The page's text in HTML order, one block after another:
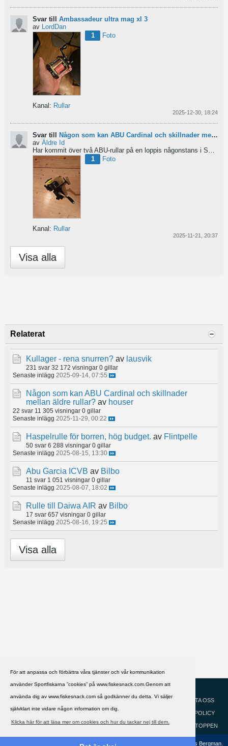
För att anpassa och förbättra våra tjänster och vår kommunikation
använder Sportfiskarna ”cookies” på www.fiskesnack.com.Genom att
använda dig av www.fiskesnack.com så godkänner du detta. Vi säljer
självklart inte vidare någon information om dig.
Klicka här för att läsa mer om cookies och hur du tackar nej till dem.
Svar till Ambassadeur ultra mag xl 3
av
LordDan
1
Foto
Kanal: Rullar
2025-12-30, 18:24
Svar till Någon som kan ABU Cardinal och skillnader mellan äldre rullar?
av Äldre Id
1
Foto
Kanal: Rullar
2025-11-21, 20:37
Visa alla
Relaterat
Kullager - rena snurren? av lausvik
231 svar 32 172 visningar 0 gillar
Senaste inlägg 2025-09-14, 07:55
Någon som kan ABU Cardinal och skillnader
mellan äldre rullar? av houser
22 svar 11 305 visningar 0 gillar
Senaste inlägg 2025-11-29, 00:22
Haspelrulle för borren, hög budget. av Flintpelle
50 svar 6 288 visningar 0 gillar
Senaste inlägg 2025-08-15, 13:30
Abu Garcia ICVB av Bilbo
11 svar 1 051 visningar 0 gillar
Senaste inlägg 2025-08-07, 18:02
Rulle till Daiwa AIR av Bilbo
17 svar 657 visningar 0 gillar
Senaste inlägg 2025-08-16, 19:25
Visa alla
HJÄLP
KONTAKTA OSS
COOKIEPOLICY
GÅ TILL TOPPEN
Copyright ©2002 - 2021, FiskeSnack.com. Grundad 2002 av Anders Bergman.